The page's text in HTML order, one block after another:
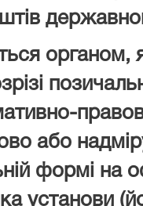
органом,
або
формі на
установи